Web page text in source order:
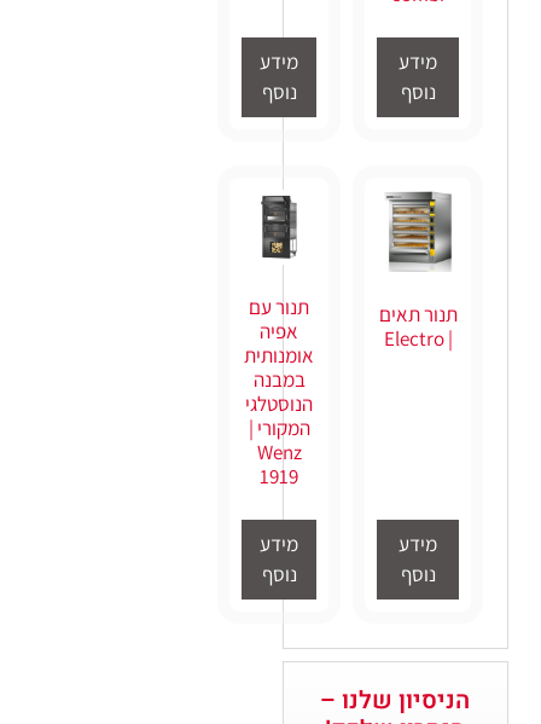
מידע
נוסף
מידע
נוסף
תנור תאים
| Electro
מידע
נוסף
תנור עם
אפיה
אומנותית
במבנה
הנוסטלגי
המקורי |
Wenz
1919
מידע
נוסף
הניסיון שלנו –